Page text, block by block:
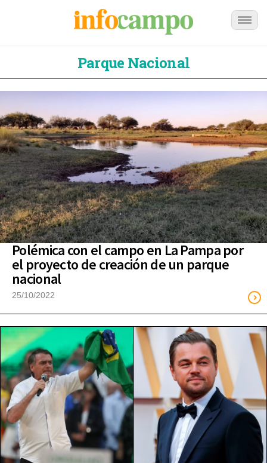
Parque Nacional
Polémica con el campo en La Pampa por
el proyecto de creación de un parque
nacional
25/10/2022